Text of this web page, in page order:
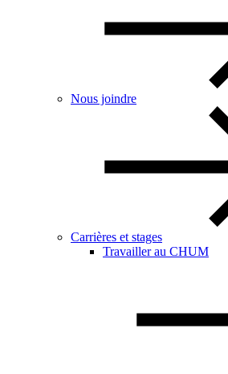
Nous joindre
Carrières et stages
Travailler au CHUM